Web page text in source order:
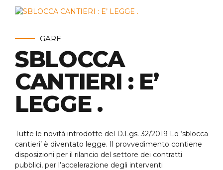
GARE
SBLOCCA
CANTIERI : E’
LEGGE .
Tutte le novità introdotte del D.Lgs. 32/2019 Lo ‘sblocca
cantieri’ è diventato legge. Il provvedimento contiene
disposizioni per il rilancio del settore dei contratti
pubblici, per l’accelerazione degli interventi